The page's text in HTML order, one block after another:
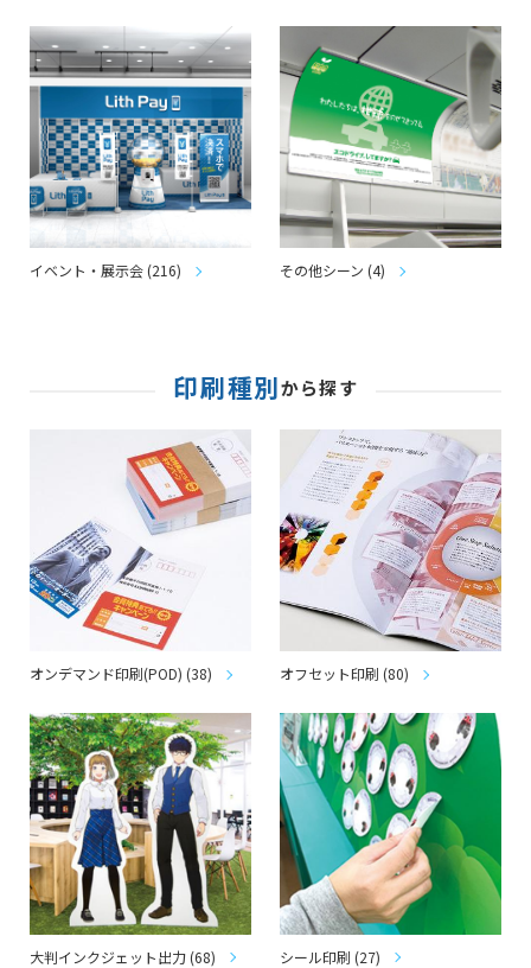
イベント・展示会 (216) その他シーン (4)
印刷種別から探す
オンデマンド印刷(POD) (38) オフセット印刷 (80)
大判インクジェット出力 (68) シール印刷 (27)